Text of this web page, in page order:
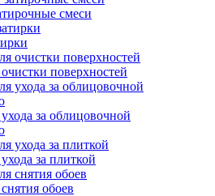
смеси
поверхностей
за облицовочной
за плиткой
обоев